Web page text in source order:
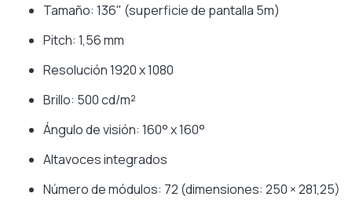
Tamaño: 136" (superficie de pantalla 5m)
Pitch: 1,56 mm
Resolución 1920 x 1080
Brillo: 500 cd/m²
Ángulo de visión: 160° x 160°
Altavoces integrados
Número de módulos: 72 (dimensiones: 250 × 281,25)